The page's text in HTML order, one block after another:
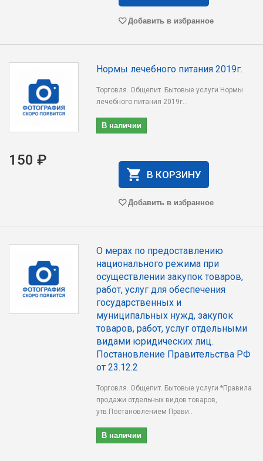
Добавить в избранное
Нормы лечебного питания 2019г.
Торговля. Общепит. Бытовые услуги Нормы
лечебного питания 2019г...
В наличии
150 ₽
В КОРЗИНУ
Добавить в избранное
О мерах по предоставлению
национального режима при
осуществлении закупок товаров,
работ, услуг для обеспечения
государственных и
муниципальных нужд, закупок
товаров, работ, услуг отдельными
видами юридических лиц.
Постановление Правительства РФ
от 23.12.2
Торговля. Общепит. Бытовые услуги *Правила
продажи отдельных видов товаров,
утв.Постановлением Прави..
В наличии